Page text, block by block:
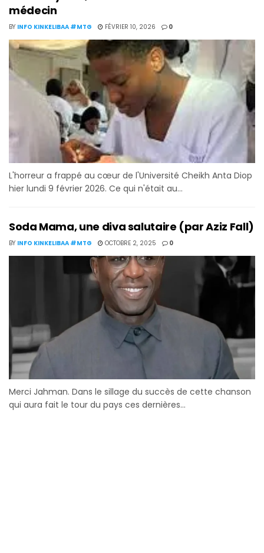
médecin
BY INFO KINKELIBAA #MTG FÉVRIER 10, 2026 0
L'horreur a frappé au cœur de l'Université Cheikh Anta Diop
hier lundi 9 février 2026. Ce qui n'était au...
Soda Mama, une diva salutaire (par Aziz Fall)
BY INFO KINKELIBAA #MTG OCTOBRE 2, 2025 0
Merci Jahman. Dans le sillage du succès de cette chanson
qui aura fait le tour du pays ces dernières...